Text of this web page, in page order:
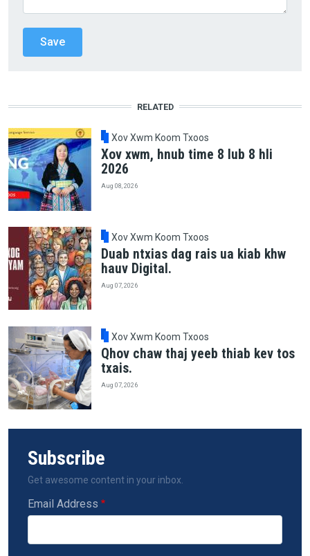
RELATED
Xov Xwm Koom Txoos
Xov xwm, hnub time 8 lub 8 hli
2026
Aug 08, 2026
Xov Xwm Koom Txoos
Duab ntxias dag rais ua kiab khw
hauv Digital.
Aug 07, 2026
Xov Xwm Koom Txoos
Qhov chaw thaj yeeb thiab kev tos
txais.
Aug 07, 2026
Subscribe
Get awesome content in your inbox.
Email Address